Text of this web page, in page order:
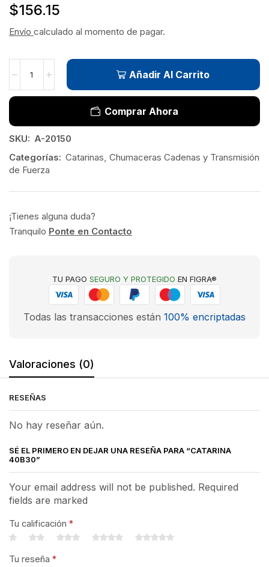
$156.15
Envío calculado al momento de pagar.
Añadir Al Carrito
Comprar Ahora
SKU: A-20150
Categorías: Catarinas, Chumaceras Cadenas y Transmisión
de Fuerza
¡Tienes alguna duda?
Tranquilo Ponte en Contacto
TU PAGO SEGURO Y PROTEGIDO EN FIGRA®
Todas las transacciones están 100% encriptadas
Valoraciones (0)
RESEÑAS
No hay reseñar aún.
SÉ EL PRIMERO EN DEJAR UNA RESEÑA PARA “CATARINA
40B30”
Your email address will not be published. Required
fields are marked
Tu calificación *
Tu reseña *